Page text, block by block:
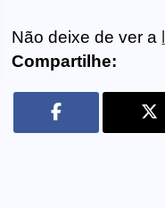
Não deixe de ver a
Compartilhe: